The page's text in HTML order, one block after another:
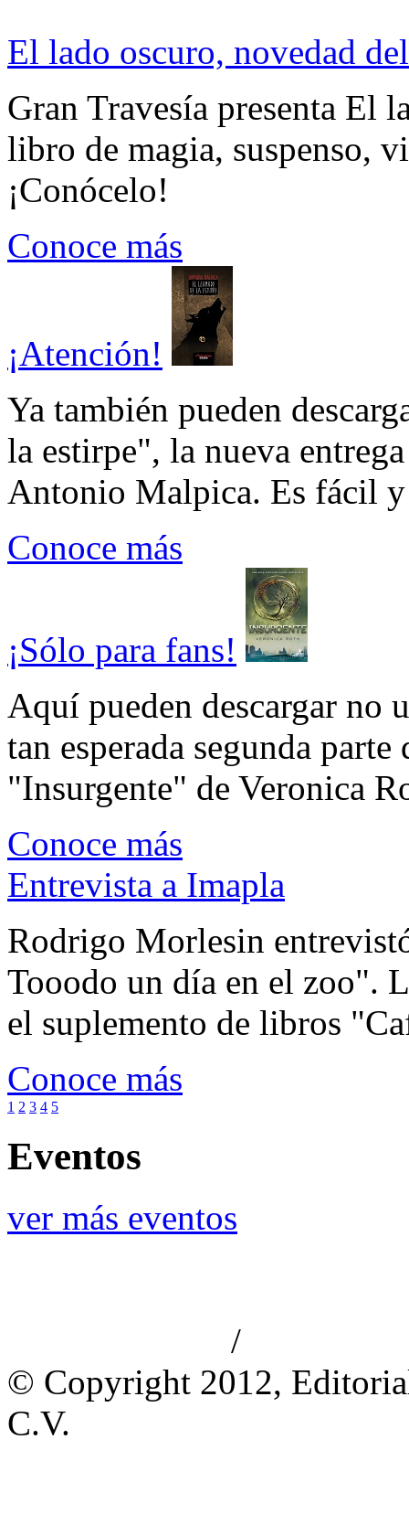
El lado oscuro, novedad
Gran Travesía presenta El
libro de magia, suspenso,
¡Conócelo!
Conoce más
¡Atención!
Ya también pueden
la estirpe", la nueva
Antonio Malpica. Es fácil
Conoce más
¡Sólo para fans!
Aquí pueden descargar no
tan esperada segunda
"Insurgente" de Veronica
Conoce más
Entrevista a Imapla
Rodrigo Morlesin
Tooodo un día en el zoo".
el suplemento de libros
Conoce más
1 2 3 4 5
Eventos
ver más eventos
/
© Copyright 2012,
C.V.